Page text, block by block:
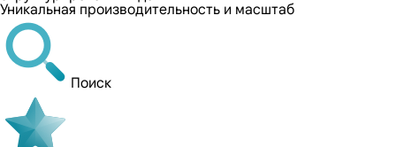
Уникальная производительность и масштаб
Поиск